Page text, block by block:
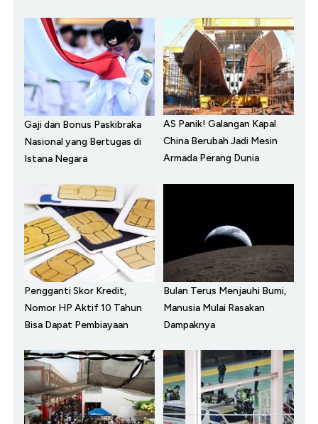
Gaji dan Bonus Paskibraka
Nasional yang Bertugas di
Istana Negara
AS Panik! Galangan Kapal
China Berubah Jadi Mesin
Armada Perang Dunia
Pengganti Skor Kredit,
Nomor HP Aktif 10 Tahun
Bisa Dapat Pembiayaan
Bulan Terus Menjauhi Bumi,
Manusia Mulai Rasakan
Dampaknya